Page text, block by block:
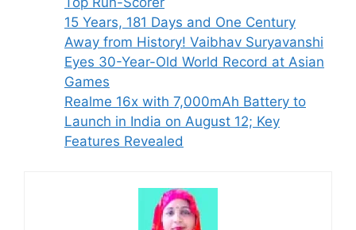
15 Years, 181 Days and One Century
Away from History! Vaibhav Suryavanshi
Eyes 30-Year-Old World Record at Asian
Games
Realme 16x with 7,000mAh Battery to
Launch in India on August 12; Key
Features Revealed